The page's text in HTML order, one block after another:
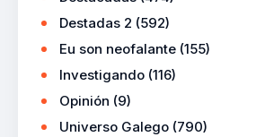
Destadas 2 (592)
Eu son neofalante (155)
Investigando (116)
Opinión (9)
Universo Galego (790)